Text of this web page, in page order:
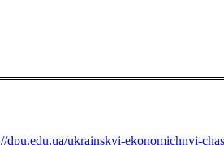
dpu.edu.ua/ukrainskyi-ekonomichnyi-